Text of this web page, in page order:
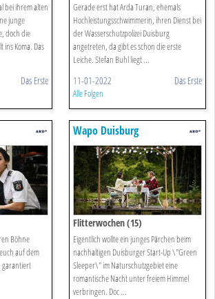
bei ihrem alten
junge
doch die
ins Koma. Das
Das Erste
Gerade erst hat Arda Turan, ehemals
Hochleistungsschwimmerin, ihren Dienst bei
der Wasserschutzpolizei Duisburg
angetreten, da gibt es schon die erste
Leiche. Stefan Buhl liegt ...
11-01-2022 Das Erste
Alle Folgen
Böhne
auf dem
garantiert
Wapo Duisburg
Flitterwochen (15)
Eigentlich wollte ein junges Pärchen beim
nachhaltigen Duisburger Start-Up \"Green
Sleeper\" im Naturschutzgebiet eine
romantische Nacht unter freiem Himmel
verbringen. Doc ...